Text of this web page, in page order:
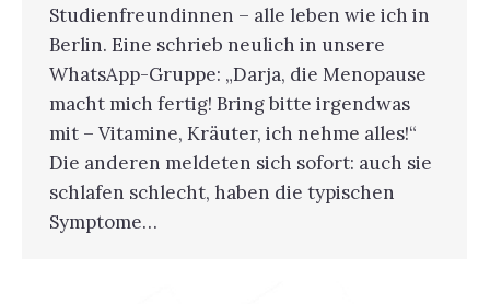
Studienfreundinnen – alle leben wie ich in
Berlin. Eine schrieb neulich in unsere
WhatsApp-Gruppe: „Darja, die Menopause
macht mich fertig! Bring bitte irgendwas
mit – Vitamine, Kräuter, ich nehme alles!“
Die anderen meldeten sich sofort: auch sie
schlafen schlecht, haben die typischen
Symptome…